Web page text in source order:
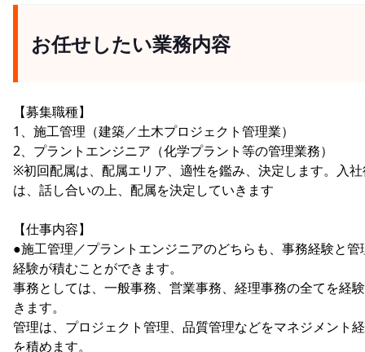
お任せしたい業務内容
【募集職種】
1、施工管理（建築／土木プロジェクト管理業）
2、プラントエンジニア（化学プラント等の管理業務）
※初回配属は、配属エリア、適性を鑑み、決定します。入
は、話し合いの上、配属を決定していきます
【仕事内容】
●施工管理／プラントエンジニアのどちらも、事務経験と管
経験が積むことができます。
事務としては、一般事務、営業事務、経理事務の全てを経
きます。
管理は、プロジェクト管理、品質管理などをマネジメント
を積めます。